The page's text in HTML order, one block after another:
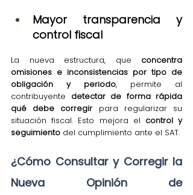
Mayor transparencia y
control fiscal
La nueva estructura, que concentra
omisiones e inconsistencias por tipo de
obligación y periodo, permite al
contribuyente detectar de forma rápida
qué debe corregir para regularizar su
situación fiscal. Esto mejora el control y
seguimiento del cumplimiento ante el SAT.
¿Cómo Consultar y Corregir la
Nueva Opinión de